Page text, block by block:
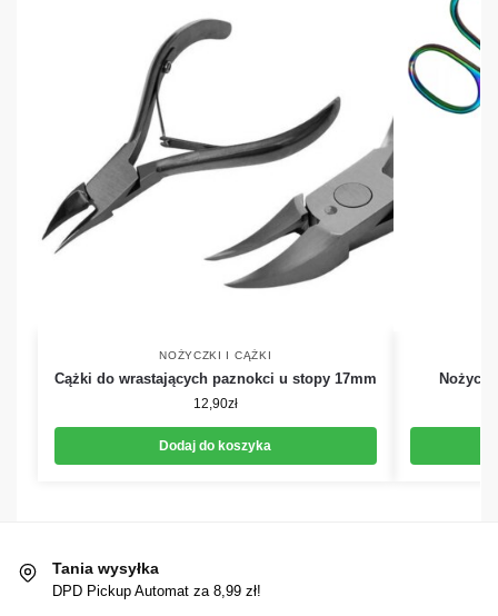
NOŻYCZKI I CĄŻKI
Cążki do wrastających paznokci u stopy 17mm
12,90zł
Dodaj do koszyka
Tania wysyłka
DPD Pickup Automat za 8,99 zł!